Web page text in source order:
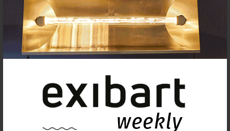
Insertar exposición o evento
Agenda